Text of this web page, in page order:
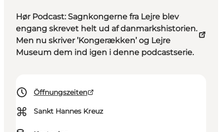
Hør Podcast: Sagnkongerne fra Lejre blev
engang skrevet helt ud af danmarkshistorien.
Men nu skriver ’Kongerækken’ og Lejre
Museum dem ind igen i denne podcastserie.
Öffnungszeiten
⌘ Sankt Hannes Kreuz